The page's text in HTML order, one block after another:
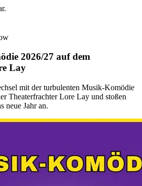
2026/27 auf dem
Lay
mit der turbulenten Musik-Komödie
Theaterfrachter Lore Lay und stoßen
neue Jahr an.